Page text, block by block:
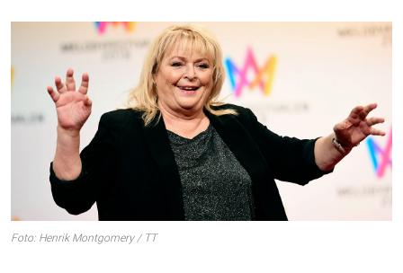
Foto: Henrik Montgomery / TT